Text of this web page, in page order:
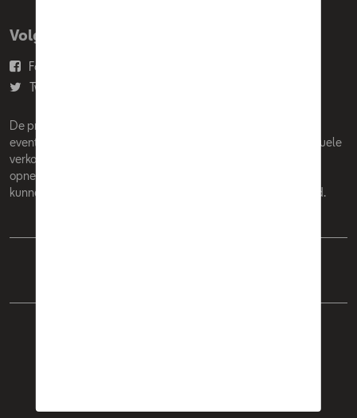
Volg Ons
Facebook
Twitter
De prijzen op deze site zijn adviesprijzen (incl. btw), exclusief
eventuele installatiekosten. Voor meer informatie over de actuele
verkoopprijs en de eventuele installatiekosten kunt u contact
opnemen met uw concessiehouder / agent. De adviesprijzen
kunnen zonder voorafgaande kennisgeving worden gewijzigd.